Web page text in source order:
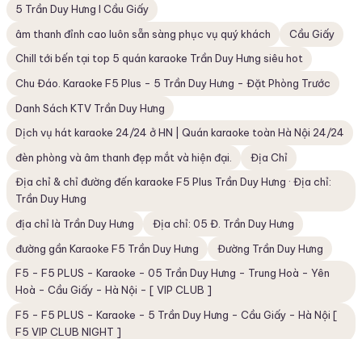
5 Trần Duy Hưng I Cầu Giấy
âm thanh đỉnh cao luôn sẵn sàng phục vụ quý khách
Cầu Giấy
Chill tới bến tại top 5 quán karaoke Trần Duy Hưng siêu hot
Chu Đáo. Karaoke F5 Plus - 5 Trần Duy Hưng - Đặt Phòng Trước
Danh Sách KTV Trần Duy Hưng
Dịch vụ hát karaoke 24/24 ở HN | Quán karaoke toàn Hà Nội 24/24
đèn phòng và âm thanh đẹp mắt và hiện đại.
Địa Chỉ
Địa chỉ & chỉ đường đến karaoke F5 Plus Trần Duy Hưng · Địa chỉ:
Trần Duy Hưng
địa chỉ là Trần Duy Hưng
Địa chỉ: 05 Đ. Trần Duy Hưng
đường gần Karaoke F5 Trần Duy Hưng
Đường Trần Duy Hưng
F5 - F5 PLUS - Karaoke - 05 Trần Duy Hưng - Trung Hoà - Yên
Hoà - Cầu Giấy - Hà Nội - [ VIP CLUB ]
F5 - F5 PLUS - Karaoke - 5 Trần Duy Hưng - Cầu Giấy - Hà Nội [
F5 VIP CLUB NIGHT ]